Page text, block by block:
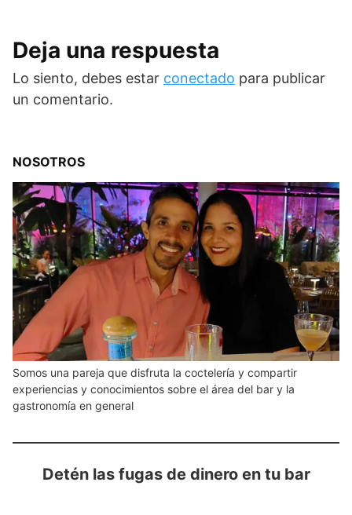
Deja una respuesta
Lo siento, debes estar conectado para publicar
un comentario.
NOSOTROS
Somos una pareja que disfruta la coctelería y compartir
experiencias y conocimientos sobre el área del bar y la
gastronomía en general
Detén las fugas de dinero en tu bar